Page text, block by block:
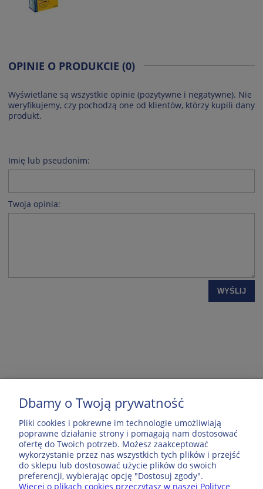
OPINIE O PRODUKCIE (0)
Wyświetlane są wszystkie opinie (pozytywne i negatywne). Nie
weryfikujemy, czy pochodzą one od klientów, którzy kupili dany
produkt.
Imię lub pseudonim:
Twoja opinia:
WYŚLIJ
MOJE KONTO
POPULARNE PRODUKTY
Dbamy o Twoją prywatność
Pliki cookies i pokrewne im technologie umożliwiają
poprawne działanie strony i pomagają nam dostosować
ofertę do Twoich potrzeb. Możesz zaakceptować
wykorzystanie przez nas wszystkich tych plików i przejść
do sklepu lub dostosować użycie plików do swoich
preferencji, wybierając opcję "Dostosuj zgody".
Więcej o plikach cookies przeczytasz w naszej Polityce